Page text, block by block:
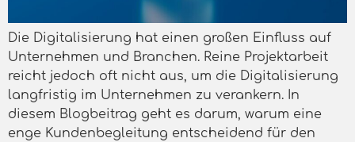
Die Digitalisierung hat einen großen Einfluss auf
Unternehmen und Branchen. Reine Projektarbeit
reicht jedoch oft nicht aus, um die Digitalisierung
langfristig im Unternehmen zu verankern. In
diesem Blogbeitrag geht es darum, warum eine
enge Kundenbegleitung entscheidend für den